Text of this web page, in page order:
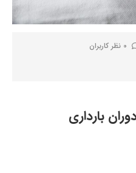
0 نظر کاربران
بارداری